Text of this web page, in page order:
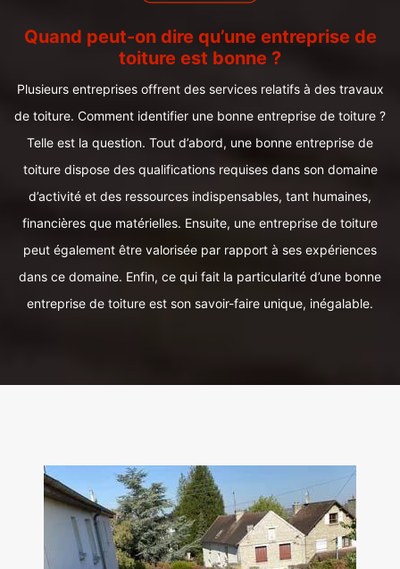
Quand peut-on dire qu’une entreprise de
toiture est bonne ?
Plusieurs entreprises offrent des services relatifs à des travaux
de toiture. Comment identifier une bonne entreprise de toiture ?
Telle est la question. Tout d’abord, une bonne entreprise de
toiture dispose des qualifications requises dans son domaine
d’activité et des ressources indispensables, tant humaines,
financières que matérielles. Ensuite, une entreprise de toiture
peut également être valorisée par rapport à ses expériences
dans ce domaine. Enfin, ce qui fait la particularité d’une bonne
entreprise de toiture est son savoir-faire unique, inégalable.